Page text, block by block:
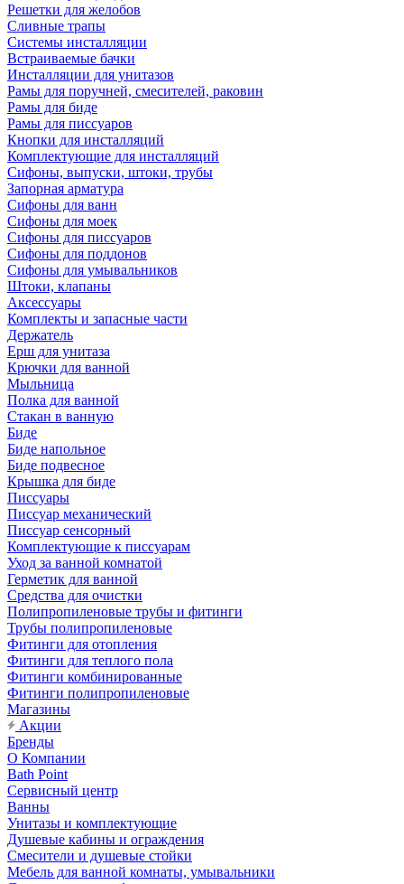
Решетки для желобов
Сливные трапы
Системы инсталляции
Встраиваемые бачки
Инсталляции для унитазов
Рамы для поручней, смесителей, раковин
Рамы для биде
Рамы для писсуаров
Кнопки для инсталляций
Комплектующие для инсталляций
Сифоны, выпуски, штоки, трубы
Запорная арматура
Сифоны для ванн
Сифоны для моек
Сифоны для писсуаров
Сифоны для поддонов
Сифоны для умывальников
Штоки, клапаны
Аксессуары
Комплекты и запасные части
Держатель
Ерш для унитаза
Крючки для ванной
Мыльница
Полка для ванной
Стакан в ванную
Биде
Биде напольное
Биде подвесное
Крышка для биде
Писсуары
Писсуар механический
Писсуар сенсорный
Комплектующие к писсуарам
Уход за ванной комнатой
Герметик для ванной
Средства для очистки
Полипропиленовые трубы и фитинги
Трубы полипропиленовые
Фитинги для отопления
Фитинги для теплого пола
Фитинги комбинированные
Фитинги полипропиленовые
Магазины
Акции
Бренды
О Компании
Bath Point
Сервисный центр
Ванны
Унитазы и комплектующие
Душевые кабины и ограждения
Смесители и душевые стойки
Мебель для ванной комнаты, умывальники